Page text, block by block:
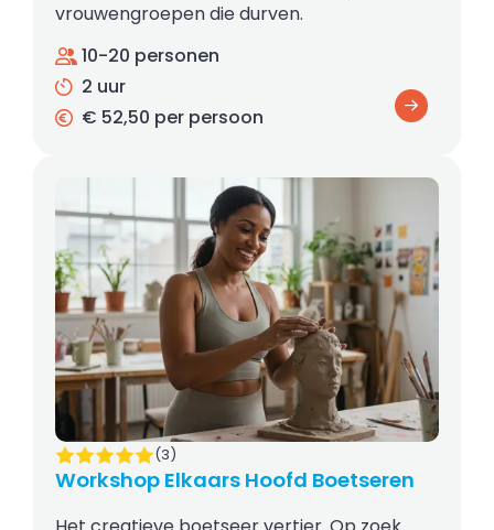
vrouwengroepen die durven.
10-20 personen
2 uur
€ 52,50 per persoon
Workshop Elkaars Hoofd Boetseren
(3)